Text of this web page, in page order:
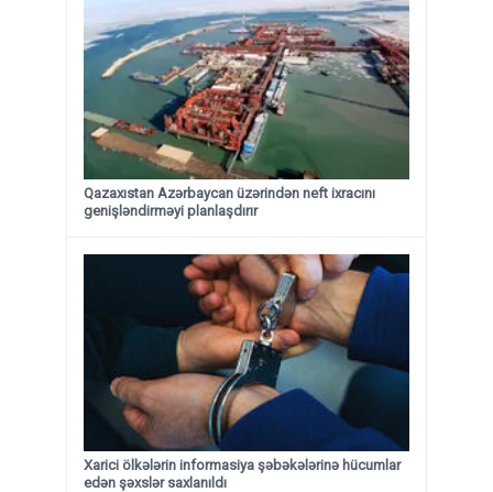
Qazaxıstan Azərbaycan üzərindən neft ixracını
genişləndirməyi planlaşdırır
Xarici ölkələrin informasiya şəbəkələrinə hücumlar
edən şəxslər saxlanıldı